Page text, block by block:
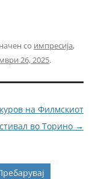
со импресија,
26, 2025.
на Филмскиот
во Торино →